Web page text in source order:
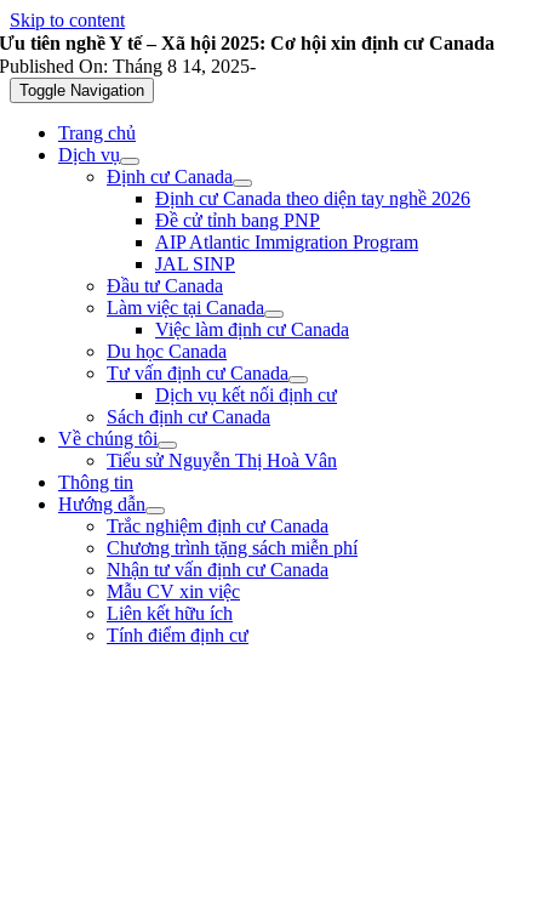
Skip to content
Toggle Navigation
Trang chủ
Dịch vụ
Định cư Canada
Định cư Canada theo diện tay nghề 2026
Đề cử tỉnh bang PNP
AIP Atlantic Immigration Program
JAL SINP
Đầu tư Canada
Làm việc tại Canada
Việc làm định cư Canada
Du học Canada
Tư vấn định cư Canada
Dịch vụ kết nối định cư
Sách định cư Canada
Về chúng tôi
Tiểu sử Nguyễn Thị Hoà Vân
Thông tin
Hướng dẫn
Trắc nghiệm định cư Canada
Chương trình tặng sách miễn phí
Nhận tư vấn định cư Canada
Mẫu CV xin việc
Liên kết hữu ích
Tính điểm định cư
Ưu tiên nghề Y tế – Xã hội 2025: Cơ hội xin định cư Canada
Published On: Tháng 8 14, 2025-